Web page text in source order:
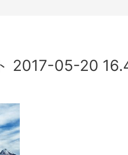
2017-05-20